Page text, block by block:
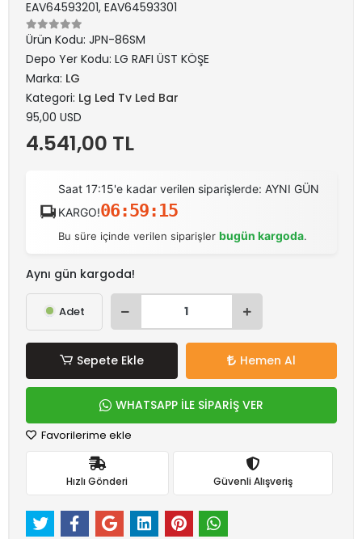
EAV64593201, EAV64593301
Ürün Kodu: JPN-86SM
Depo Yer Kodu: LG RAFI ÜST KÖŞE
Marka: LG
Kategori: Lg Led Tv Led Bar
95,00 USD
4.541,00 TL
Saat 17:15'e kadar verilen siparişlerde: AYNI GÜN
KARGO!06:59:15
Bu süre içinde verilen siparişler bugün kargoda.
Aynı gün kargoda!
Adet
Sepete Ekle Hemen Al
WHATSAPP İLE SİPARİŞ VER
Favorilerime ekle
Hızlı Gönderi Güvenli Alışveriş